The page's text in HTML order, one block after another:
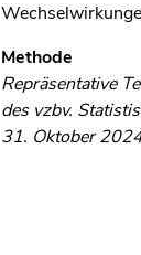
Methode
Repräsentative
des vzbv.
31. Oktober